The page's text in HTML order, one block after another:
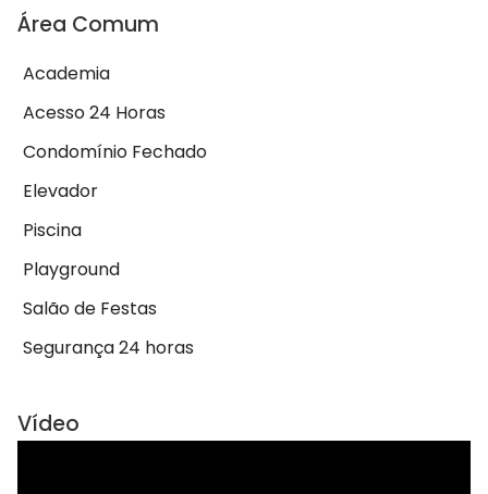
Área Comum
Academia
Acesso 24 Horas
Condomínio Fechado
Elevador
Piscina
Playground
Salão de Festas
Segurança 24 horas
Vídeo